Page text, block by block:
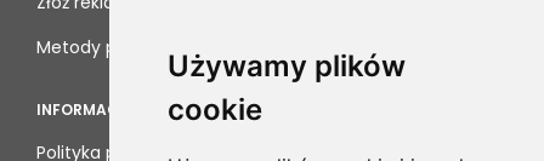
Używamy plików
cookie
Metody płatności
INFORMACJE
Polityka prywatności